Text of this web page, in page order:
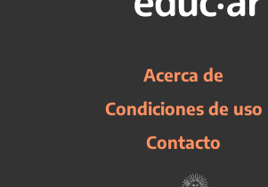
Acerca de
Condiciones de uso
Contacto